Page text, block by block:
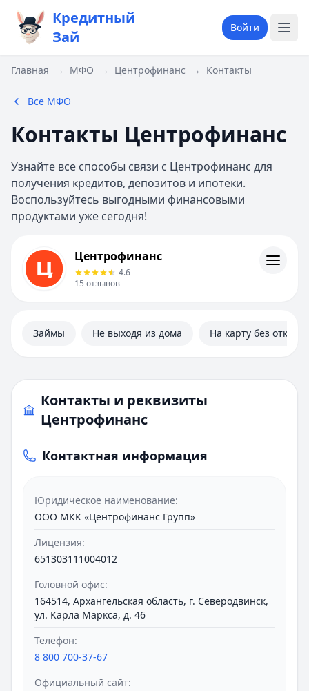
Кредитный
Зай
Войти
Главная → МФО → Центрофинанс → Контакты
Все МФО
Контакты Центрофинанс
Узнайте все способы связи с Центрофинанс для
получения кредитов, депозитов и ипотеки.
Воспользуйтесь выгодными финансовыми
продуктами уже сегодня!
ИнформацияЦентрофинанс
4.6
15 отзывов
Займы Не выходя из дома На карту без отказа
Контакты и реквизиты
Центрофинанс
Контактная информация
Юридическое наименование:
ООО МКК «Центрофинанс Групп»
Лицензия:
651303111004012
Головной офис:
164514, Архангельская область, г. Северодвинск,
ул. Карла Маркса, д. 46
Телефон:
8 800 700-37-67
Официальный сайт: